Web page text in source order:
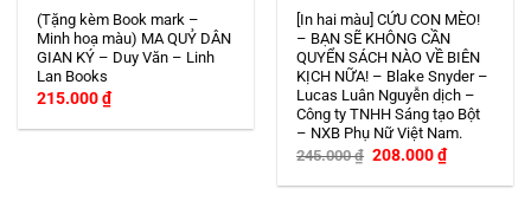
(Tặng kèm Book mark –
Minh hoạ màu) MA QUỶ DÂN
GIAN KÝ – Duy Văn – Linh
Lan Books
215.000₫
[In hai màu] CỨU CON MÈO!
– BẠN SẼ KHÔNG CẦN
QUYỂN SÁCH NÀO VỀ BIÊN
KỊCH NỮA! – Blake Snyder –
Lucas Luân Nguyễn dịch –
Công ty TNHH Sáng tạo Bột
– NXB Phụ Nữ Việt Nam.
245.000₫ Giá
là:
208.000₫Giá
hiện
tại